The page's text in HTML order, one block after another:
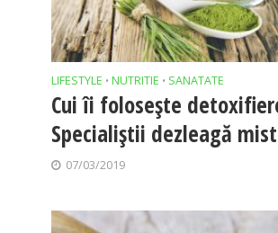
LIFESTYLE • NUTRITIE • SANATATE
Cui îi folosește
Specialiștii dezleagă
07/03/2019